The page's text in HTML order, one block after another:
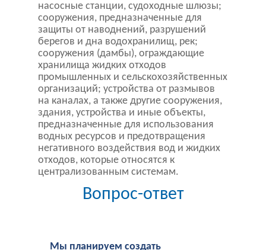
насосные станции, судоходные шлюзы;
сооружения, предназначенные для
защиты от наводнений, разрушений
берегов и дна водохранилищ, рек;
сооружения (дамбы), ограждающие
хранилища жидких отходов
промышленных и сельскохозяйственных
организаций; устройства от размывов
на каналах, а также другие сооружения,
здания, устройства и иные объекты,
предназначенные для использования
водных ресурсов и предотвращения
негативного воздействия вод и жидких
отходов, которые относятся к
централизованным системам.
Вопрос-ответ
Мы планируем создать